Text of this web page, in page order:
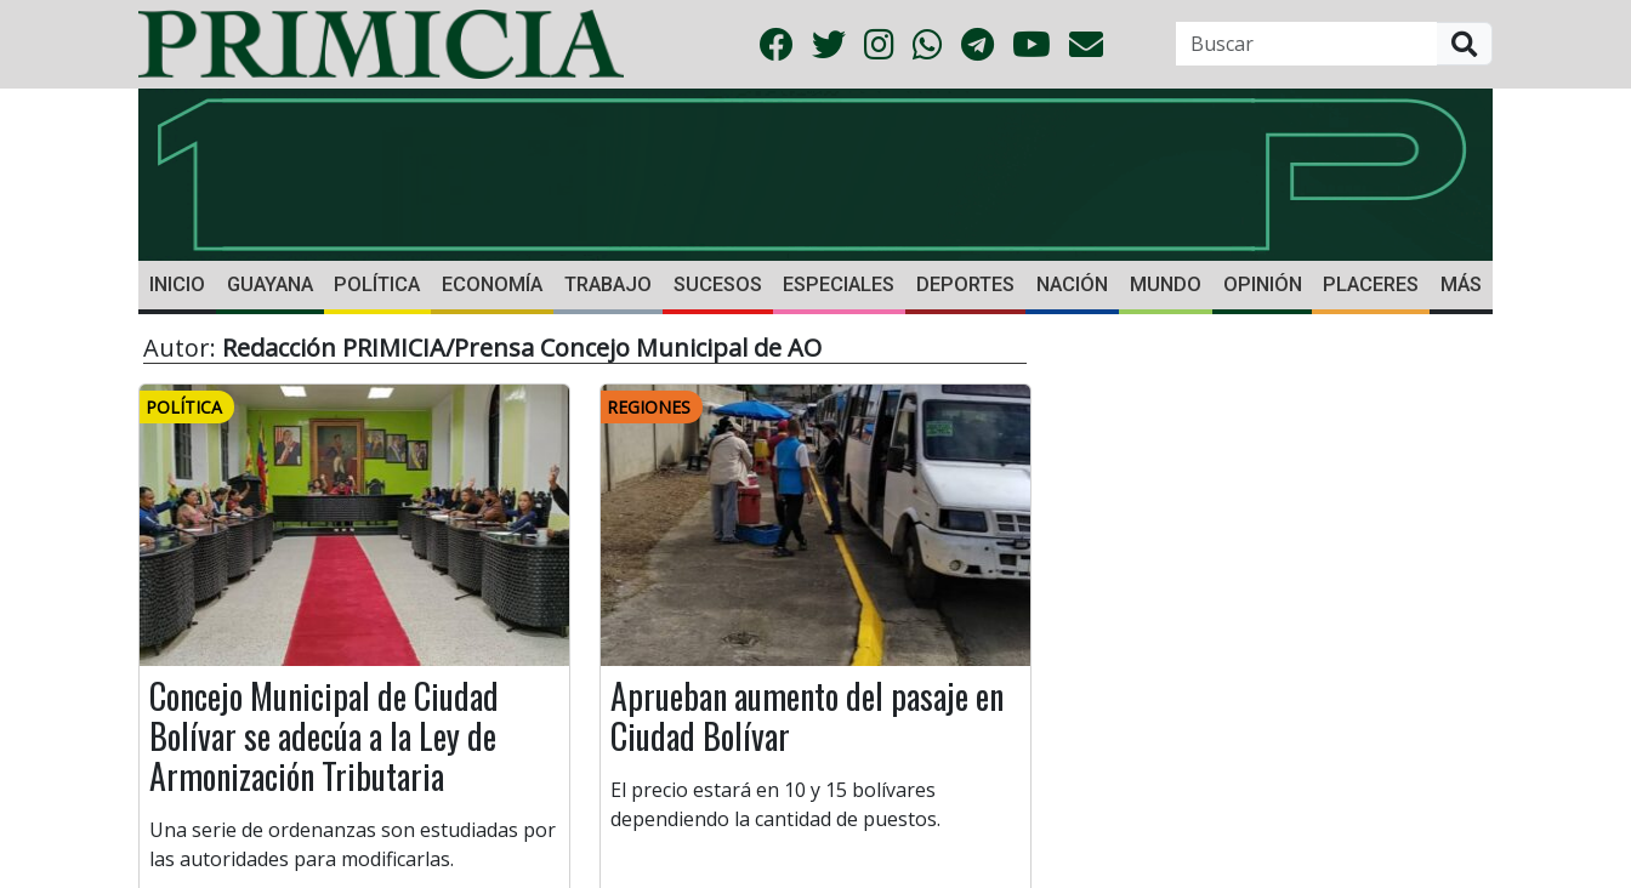
INICIO GUAYANA POLÍTICA ECONOMÍA TRABAJO SUCESOS ESPECIALES DEPORTES NACIÓN MUNDO OPINIÓN PLACERES MÁS
Autor: Redacción PRIMICIA/Prensa Concejo Municipal de AO
POLÍTICA
Concejo Municipal de Ciudad
Bolívar se adecúa a la Ley de
Armonización Tributaria
Una serie de ordenanzas son estudiadas por
las autoridades para modificarlas.
REGIONES
Aprueban aumento del pasaje en
Ciudad Bolívar
El precio estará en 10 y 15 bolívares
dependiendo la cantidad de puestos.